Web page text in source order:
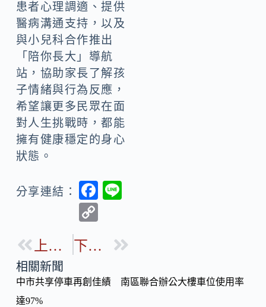
患者心理調適、提供
醫病溝通支持，以及
與小兒科合作推出
「陪你長大」導航
站，協助家長了解孩
子情緒與行為反應，
希望讓更多民眾在面
對人生挑戰時，都能
擁有健康穩定的身心
狀態。
分享連結：
F
b
o
p
Li
上一篇 下一篇
相關新聞
中市共享停車再創佳績 南區聯合辦公大樓車位使用率
達97%